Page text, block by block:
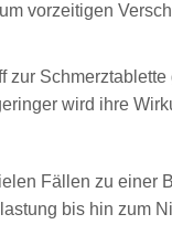
vorzeitigen
zur
wird ihre
Fällen zu einer
bis hin zum